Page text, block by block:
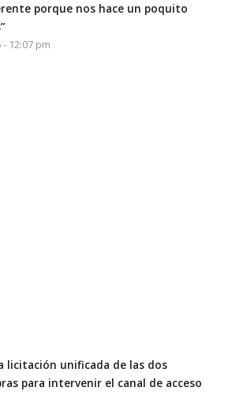
porque nos hace un poquito
- 12:07 pm
licitación unificada de las dos
para intervenir el canal de acceso